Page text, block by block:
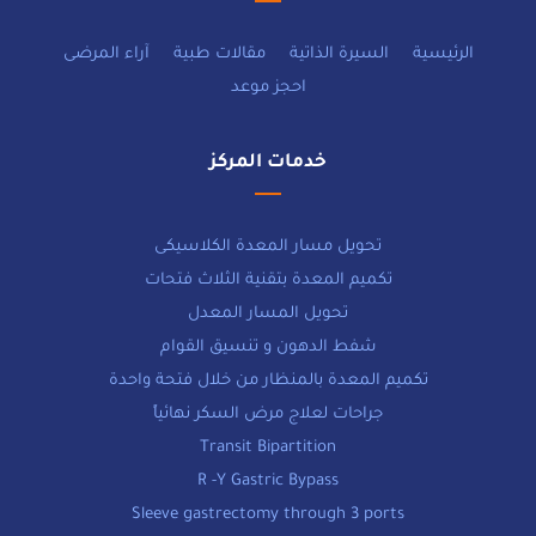
الرئيسية السيرة الذاتية مقالات طبية
آراء المرضى
احجز موعد
خدمات المركز
تحويل مسار المعدة الكلاسيكى
تكميم المعدة بتقنية الثلاث فتحات
تحويل المسار المعدل
شفط الدهون و تنسيق القوام
تكميم المعدة بالمنظار من خلال فتحة واحدة
جراحات لعلاج مرض السكر نهائياً
Transit Bipartition
R -Y Gastric Bypass
Sleeve gastrectomy through 3 ports